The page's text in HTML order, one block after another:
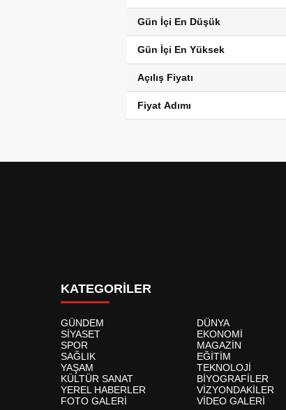
Gün İçi En Düşük
Gün İçi En Yüksek
Açılış Fiyatı
Fiyat Adımı
KATEGORİLER
GÜNDEM
DÜNYA
SİYASET
EKONOMİ
SPOR
MAGAZİN
SAĞLIK
EĞİTİM
YAŞAM
TEKNOLOJİ
KÜLTÜR SANAT
BİYOGRAFİLER
YEREL HABERLER
VİZYONDAKİLER
FOTO GALERİ
VİDEO GALERİ